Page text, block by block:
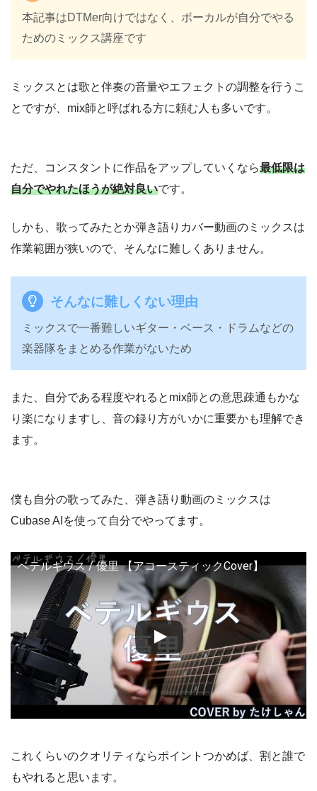
本記事はDTMer向けではなく、ボーカルが自分でやる
ためのミックス講座です
ミックスとは歌と伴奏の音量やエフェクトの調整を行うこ
とですが、mix師と呼ばれる方に頼む人も多いです。
ただ、コンスタントに作品をアップしていくなら最低限は
自分でやれたほうが絶対良いです。
しかも、歌ってみたとか弾き語りカバー動画のミックスは
作業範囲が狭いので、そんなに難しくありません。
そんなに難しくない理由
ミックスで一番難しいギター・ベース・ドラムなどの
楽器隊をまとめる作業がないため
また、自分である程度やれるとmix師との意思疎通もかな
り楽になりますし、音の録り方がいかに重要かも理解でき
ます。
僕も自分の歌ってみた、弾き語り動画のミックスは
Cubase AIを使って自分でやってます。
ベテルギウス / 優里 【アコースティックCover】
これくらいのクオリティならポイントつかめば、割と誰で
もやれると思います。